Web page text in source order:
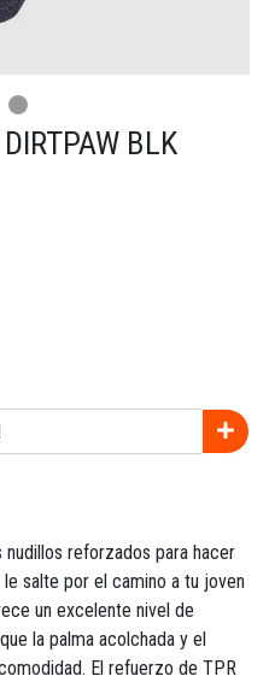
BLK
nudillos reforzados para hacer
salte por el camino a tu joven
un excelente nivel de
la palma acolchada y el
El refuerzo de TPR